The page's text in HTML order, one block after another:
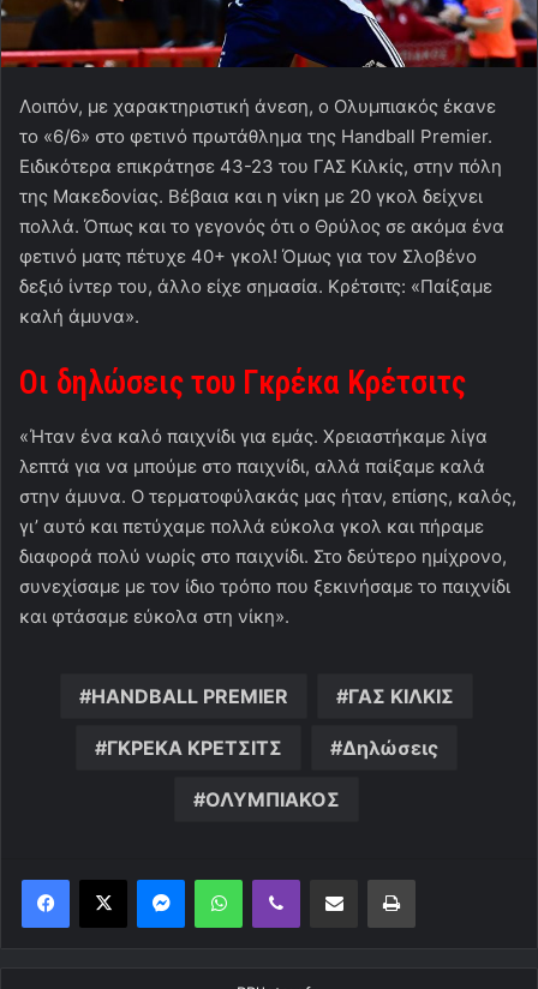
Λοιπόν, με χαρακτηριστική άνεση, ο Ολυμπιακός έκανε
το «6/6» στο φετινό πρωτάθλημα της Handball Premier.
Ειδικότερα επικράτησε 43-23 του ΓΑΣ Κιλκίς, στην πόλη
της Μακεδονίας. Βέβαια και η νίκη με 20 γκολ δείχνει
πολλά. Όπως και το γεγονός ότι ο Θρύλος σε ακόμα ένα
φετινό ματς πέτυχε 40+ γκολ! Όμως για τον Σλοβένο
δεξιό ίντερ του, άλλο είχε σημασία. Κρέτσιτς: «Παίξαμε
καλή άμυνα».
Οι δηλώσεις του Γκρέκα Κρέτσιτς
«Ήταν ένα καλό παιχνίδι για εμάς. Χρειαστήκαμε λίγα
λεπτά για να μπούμε στο παιχνίδι, αλλά παίξαμε καλά
στην άμυνα. Ο τερματοφύλακάς μας ήταν, επίσης, καλός,
γι’ αυτό και πετύχαμε πολλά εύκολα γκολ και πήραμε
διαφορά πολύ νωρίς στο παιχνίδι. Στο δεύτερο ημίχρονο,
συνεχίσαμε με τον ίδιο τρόπο που ξεκινήσαμε το παιχνίδι
και φτάσαμε εύκολα στη νίκη».
HANDBALL PREMIER ΓΑΣ ΚΙΛΚΙΣ
ΓΚΡΕΚΑ ΚΡΕΤΣΙΤΣ Δηλώσεις
ΟΛΥΜΠΙΑΚΟΣ
MessengerWhatsAppViber Κοινοποίηση μέσω ηλεκτρονικού ταχυδρομείουΕκτύπωση